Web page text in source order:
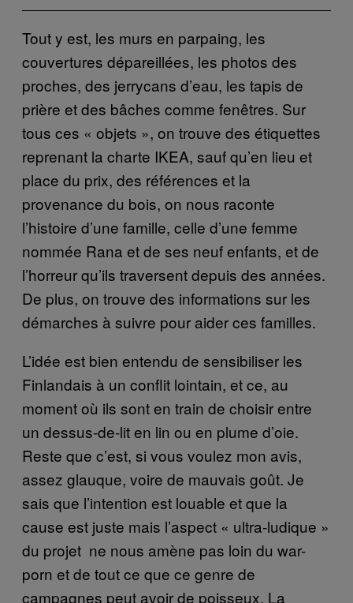
Tout y est, les murs en parpaing, les
couvertures dépareillées, les photos des
proches, des jerrycans d’eau, les tapis de
prière et des bâches comme fenêtres. Sur
tous ces « objets », on trouve des étiquettes
reprenant la charte IKEA, sauf qu’en lieu et
place du prix, des références et la
provenance du bois, on nous raconte
l’histoire d’une famille, celle d’une femme
nommée Rana et de ses neuf enfants, et de
l’horreur qu’ils traversent depuis des années.
De plus, on trouve des informations sur les
démarches à suivre pour aider ces familles.
L’idée est bien entendu de sensibiliser les
Finlandais à un conflit lointain, et ce, au
moment où ils sont en train de choisir entre
un dessus-de-lit en lin ou en plume d’oie.
Reste que c’est, si vous voulez mon avis,
assez glauque, voire de mauvais goût. Je
sais que l’intention est louable et que la
cause est juste mais l’aspect « ultra-ludique »
du projet ne nous amène pas loin du war-
porn et de tout ce que ce genre de
campagnes peut avoir de poisseux. La